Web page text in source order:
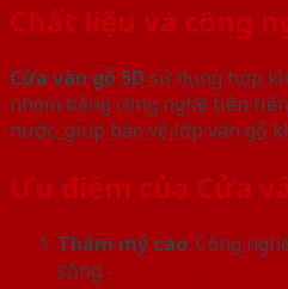
Chất liệu và công
Cửa vân gỗ 5Dsử dụng hợp
nhôm bằng công nghệ tiên
nước, giúp bảo vệ lớp vân gỗ
Ưu điểm của Cửa
Thẩm mỹ cao: Công
sống.